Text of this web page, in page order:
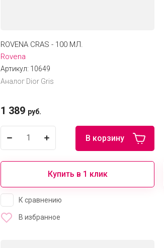
ROVENA CRAS - 100 МЛ.
Rovena
Артикул: 10649
Аналог Dior Gris
1 389 руб.
В корзину
Купить в 1 клик
К сравнению
В избранное